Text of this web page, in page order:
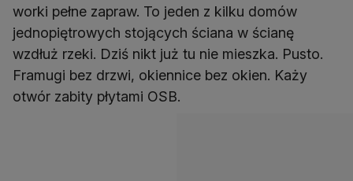
worki pełne zapraw. To jeden z kilku domów
jednopiętrowych stojących ściana w ścianę
wzdłuż rzeki. Dziś nikt już tu nie mieszka. Pusto.
Framugi bez drzwi, okiennice bez okien. Każy
otwór zabity płytami OSB.